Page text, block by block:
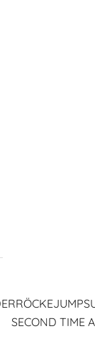
RÖCKE
SECOND TIME